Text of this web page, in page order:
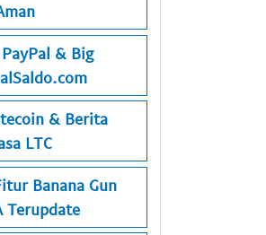
& Big
& Berita
LTC
Banana Gun
Terupdate